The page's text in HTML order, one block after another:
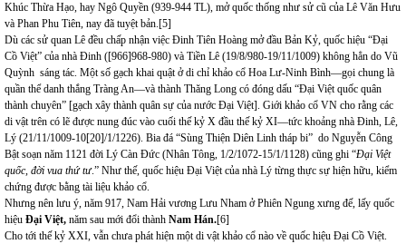
Khúc Thừa Hạo, hay Ngô Quyền (939-944 TL), mở quốc thống như sử cũ của Lê Văn Hưu
và Phan Phu Tiên, nay đã tuyệt bản.[5]
Dù các sử quan Lê đều chấp nhận việc Đinh Tiên Hoàng mở đầu Bản Kỷ, quốc hiệu “Đại
Cồ Việt” của nhà Đinh ([966]968-980) và Tiền Lê (19/8/980-19/11/1009) không hẳn do Vũ
Quỳnh sáng tác. Một số gạch khai quật ở di chỉ khảo cổ Hoa Lư-Ninh Bình—gọi chung là
quần thể danh thắng Tràng An—và thành Thăng Long có đóng dấu “Đại Việt quốc quân
thành chuyên” [gạch xây thành quân sự của nước Đại Việt]. Giới khảo cổ VN cho rằng các
di vật trên có lẽ được nung đúc vào cuối thế kỷ X đầu thế kỷ XI—tức khoảng nhà Đinh, Lê,
Lý (21/11/1009-10[20]/1/1226). Bia đá “Sùng Thiện Diên Linh tháp bi” do Nguyễn Công
Bật soạn năm 1121 đời Lý Càn Đức (Nhân Tông, 1/2/1072-15/1/1128) cũng ghi “Đại Việt
quốc, đời vua thứ tư.” Như thế, quốc hiệu Đại Việt của nhà Lý từng thực sự hiện hữu, kiểm
chứng được bằng tài liệu khảo cổ.
Nhưng nên lưu ý, năm 917, Nam Hải vương Lưu Nham ở Phiên Ngung xưng đế, lấy quốc
hiệu Đại Việt, năm sau mới đổi thành Nam Hán.[6]
Cho tới thế kỷ XXI, vẫn chưa phát hiện một di vật khảo cổ nào về quốc hiệu Đại Cồ Việt.